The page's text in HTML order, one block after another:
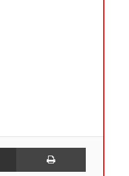
Share via Email Print